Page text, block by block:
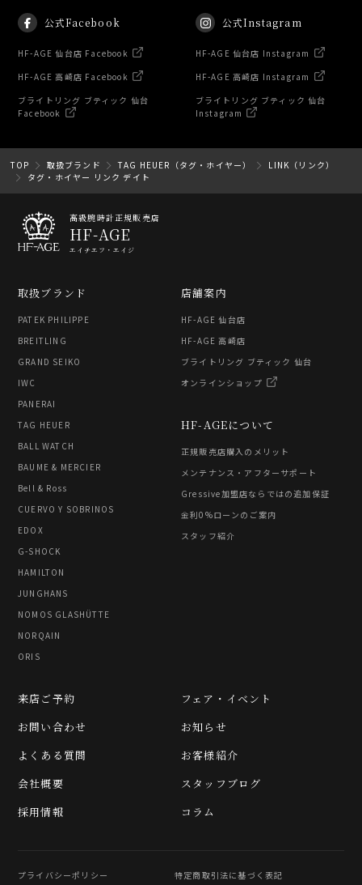
公式Facebook
HF-AGE 仙台店 Facebook
HF-AGE 高崎店 Facebook
ブライトリング ブティック 仙台
Facebook
公式Instagram
HF-AGE 仙台店 Instagram
HF-AGE 高崎店 Instagram
ブライトリング ブティック 仙台
Instagram
TOP 取扱ブランド TAG HEUER（タグ・ホイヤー）
LINK（リンク）
タグ・ホイヤー リンク デイト
高級腕時計正規販売店
HF-AGE
エイチエフ・エイジ
取扱ブランド
PATEK PHILIPPE
BREITLING
GRAND SEIKO
IWC
PANERAI
TAG HEUER
BALL WATCH
BAUME & MERCIER
Bell & Ross
CUERVO Y SOBRINOS
EDOX
G-SHOCK
HAMILTON
JUNGHANS
NOMOS GLASHÜTTE
NORQAIN
ORIS
HF-AGEについて
正規販売店購入のメリット
メンテナンス・アフターサポート
Gressive加盟店ならではの追加保証
金利0%ローンのご案内
スタッフ紹介
店舗案内
HF-AGE 仙台店
HF-AGE 高崎店
ブライトリング ブティック 仙台
オンラインショップ
フェア・イベント
お知らせ
お客様紹介
スタッフブログ
コラム
来店ご予約
お問い合わせ
よくある質問
会社概要
採用情報
プライバシーポリシー 特定商取引法に基づく表記